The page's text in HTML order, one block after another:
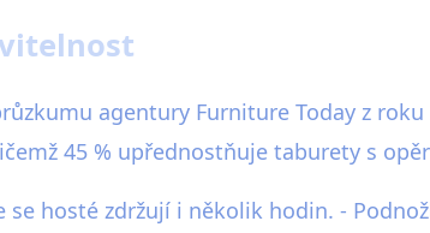
agentury Furniture Today z roku
45 % upřednostňuje taburety s
hosté zdržují i několik hodin. -